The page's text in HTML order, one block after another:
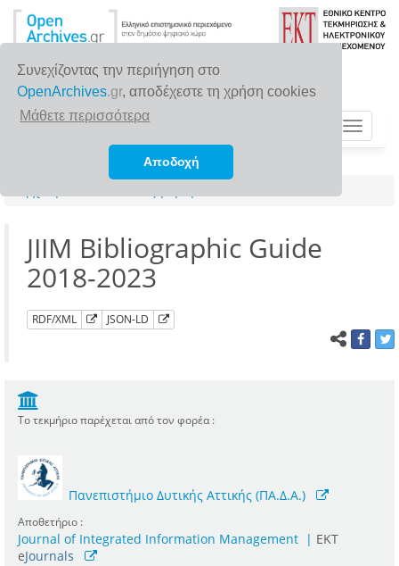
Συνεχίζοντας την περιήγηση στο
OpenArchives.gr, αποδέχεστε τη χρήση cookies
Μάθετε περισσότερα
Αποδοχή
Toggle
JIIM Bibliographic Guide
2018-2023
RDF/XML JSON-LD
Το τεκμήριο παρέχεται από τον φορέα :
Πανεπιστήμιο Δυτικής Αττικής (ΠΑ.Δ.Α.)
Αποθετήριο :
Journal of Integrated Information Management | ΕΚΤ
eJournals